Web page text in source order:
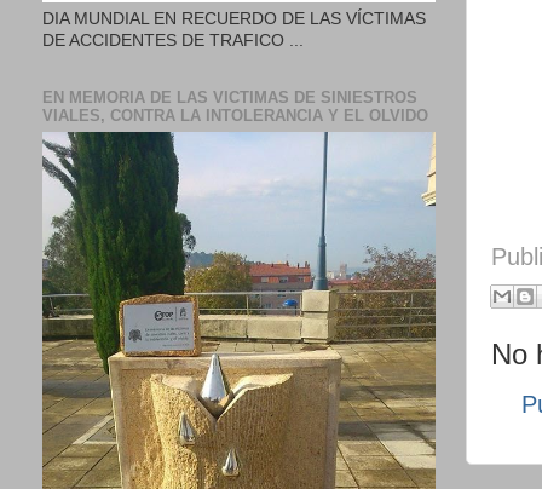
No
DIA MUNDIAL EN RECUERDO DE LAS VÍCTIMAS
DE ACCIDENTES DE TRAFICO ...
EN MEMORIA DE LAS VICTIMAS DE SINIESTROS
VIALES, CONTRA LA INTOLERANCIA Y EL OLVIDO